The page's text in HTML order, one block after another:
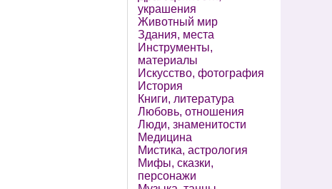
украшения
Животный мир
Здания, места
Инструменты,
материалы
Искусство, фотография
История
Книги, литература
Любовь, отношения
Люди, знаменитости
Медицина
Мистика, астрология
Мифы, сказки,
персонажи